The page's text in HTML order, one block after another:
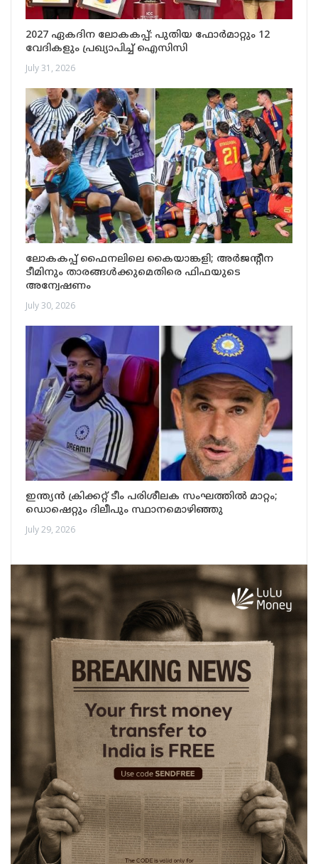
2027 ഏകദിന ലോകകപ്പ്: പുതിയ ഫോർമാറ്റും 12
വേദികളും പ്രഖ്യാപിച്ച് ഐസിസി
July 31, 2026
ലോകകപ്പ് ഫൈനലിലെ കൈയാങ്കളി; അർജന്റീന
ടീമിനും താരങ്ങൾക്കുമെതിരെ ഫിഫയുടെ
അന്വേഷണം
July 30, 2026
ഇന്ത്യൻ ക്രിക്കറ്റ് ടീം പരിശീലക സംഘത്തിൽ മാറ്റം;
ഡൊഷെറ്റും ദിലീപും സ്ഥാനമൊഴിഞ്ഞു
July 29, 2026